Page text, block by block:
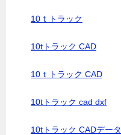
10ｔトラック
10tトラック CAD
10ｔトラック CAD
10tトラック cad dxf
10tトラック CADデータ